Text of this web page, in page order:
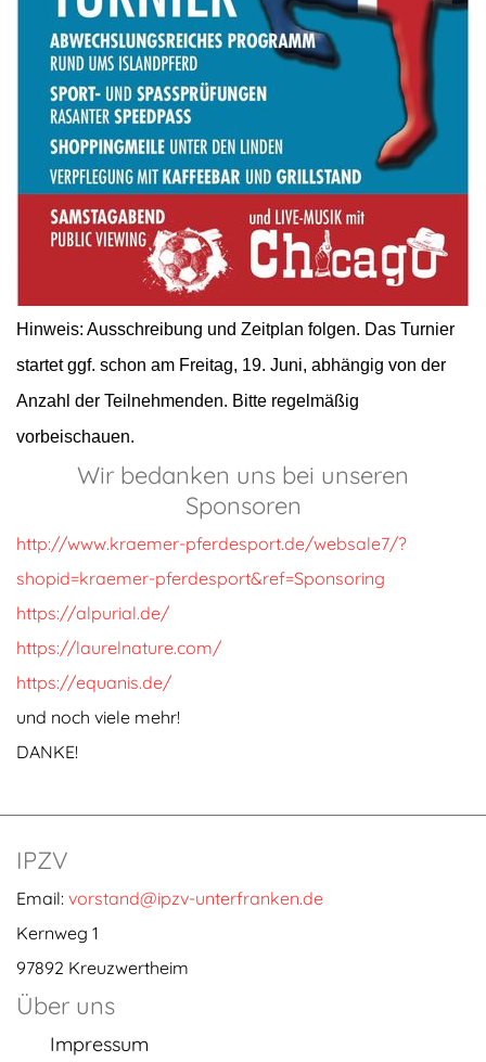
Hinweis: Ausschreibung und Zeitplan folgen. Das Turnier
startet ggf. schon am Freitag, 19. Juni, abhängig von der
Anzahl der Teilnehmenden. Bitte regelmäßig
vorbeischauen.
Wir bedanken uns bei unseren
Sponsoren
http://www.kraemer-pferdesport.de/websale7/?
shopid=kraemer-pferdesport&ref=Sponsoring
https://alpurial.de/
https://laurelnature.com/
https://equanis.de/
und noch viele mehr!
DANKE!
IPZV
Email: vorstand@ipzv-unterfranken.de
Kernweg 1
97892 Kreuzwertheim
Über uns
Impressum